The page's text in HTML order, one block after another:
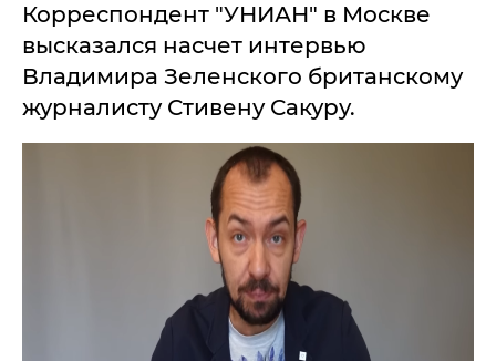
Корреспондент "УНИАН" в Москве
высказался насчет интервью
Владимира Зеленского британскому
журналисту Стивену Сакуру.